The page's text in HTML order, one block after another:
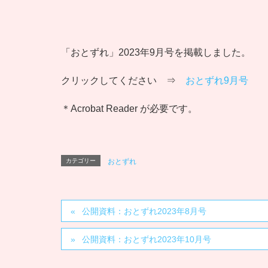
「おとずれ」2023年9月号を掲載しました。
クリックしてください ⇒ おとずれ9月号
＊Acrobat Reader が必要です。
カテゴリー おとずれ
公開資料：おとずれ2023年8月号
公開資料：おとずれ2023年10月号